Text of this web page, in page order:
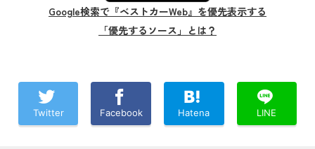
Google検索で『ベストカーWeb』を優先表示する
「優先するソース」とは？
Twitter Facebook Hatena LINE